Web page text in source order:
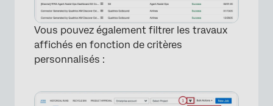
Vous pouvez également filtrer les travaux
affichés en fonction de critères
personnalisés :